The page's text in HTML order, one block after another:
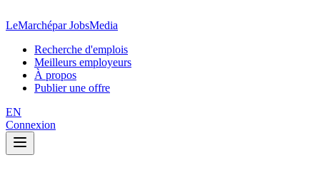
LeMarchépar JobsMedia
Recherche d'emplois
Meilleurs employeurs
À propos
Publier une offre
EN
Connexion